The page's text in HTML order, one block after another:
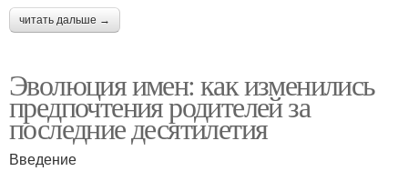
читать дальше →
Эволюция имен: как изменились
предпочтения родителей за
последние десятилетия
Введение